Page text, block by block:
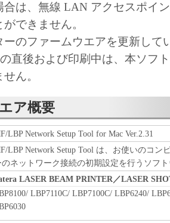
ンは、お客様が「キヤノン製品
「キヤノン製品」に直接または
れる複数のコンピューター（以
。）において、「本ソフトウェ
いては、「本ソフトウェア」を
上にインストールすること、ま
て表示すること、アクセスする
とのいずれも含むものとします
利をお客様に対して許諾します
器」にネットワークを通じて接
で、かかるコンピューターの使
ウェア」を使用させることがで
合は、無線 LAN アクセスポイ
できません。
ーのファームウエアを更新して
直後および印刷中は、本ソフ
ん。
ア概要
LBP Network Setup Tool for Mac Ver.2.31
LBP Network Setup Tool は、お使いのコン
のネットワーク接続の初期設定を行うソフ
LASER BEAM PRINTER／LASER
LBP7110C/ LBP7100C/ LBP6240/